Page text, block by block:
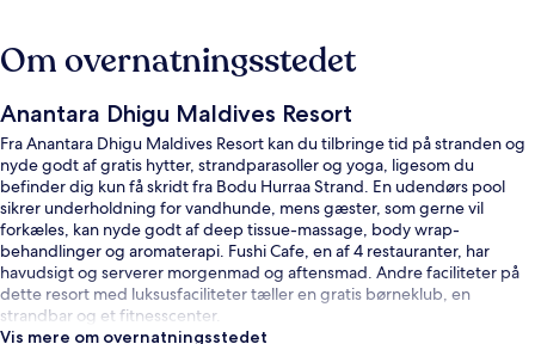
Om overnatningsstedet
Anantara Dhigu Maldives Resort
Fra Anantara Dhigu Maldives Resort kan du tilbringe tid på stranden og
nyde godt af gratis hytter, strandparasoller og yoga, ligesom du
befinder dig kun få skridt fra Bodu Hurraa Strand. En udendørs pool
sikrer underholdning for vandhunde, mens gæster, som gerne vil
forkæles, kan nyde godt af deep tissue-massage, body wrap-
behandlinger og aromaterapi. Fushi Cafe, en af 4 restauranter, har
havudsigt og serverer morgenmad og aftensmad. Andre faciliteter på
dette resort med luksusfaciliteter tæller en gratis børneklub, en
strandbar og et fitnesscenter.
Vis mere om overnatningsstedet